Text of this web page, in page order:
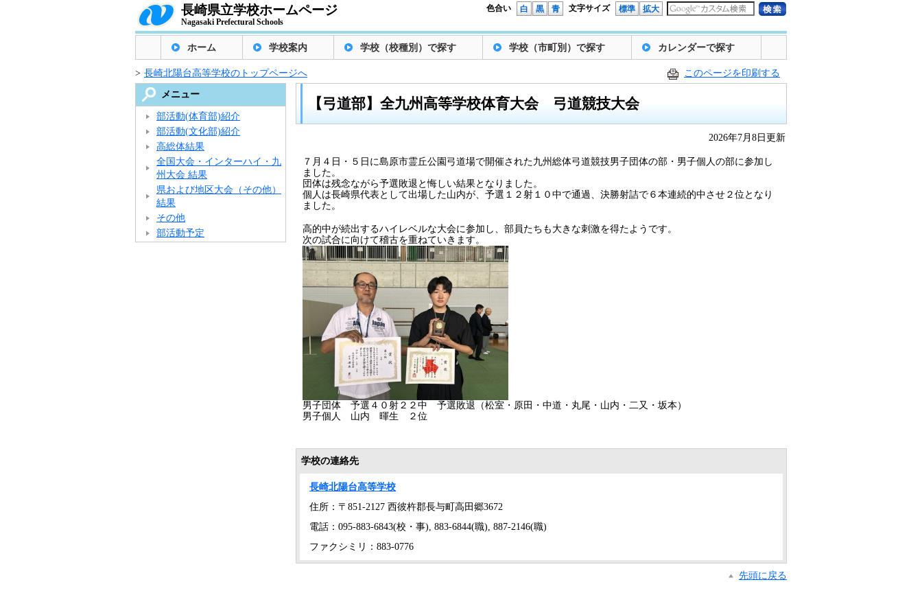
長崎県立学校ホームページ
Nagasaki Prefectural Schools
文字サイズ 標準 拡大
色合い 白 黒 青
ホーム 学校案内 学校（校種別）で探す 学校（市町別）で探す カレンダーで探す
> 長崎北陽台高等学校のトップページへ このページを印刷する
【弓道部】全九州高等学校体育大会 弓道競技大会
2026年7月8日更新
７月４日・５日に島原市霊丘公園弓道場で開催された九州総体弓道競技男子団体の部・男子個人の部に参加し
ました。
団体は残念ながら予選敗退と悔しい結果となりました。
個人は長崎県代表として出場した山内が、予選１２射１０中で通過、決勝射詰で６本連続的中させ２位となり
ました。
高的中が続出するハイレベルな大会に参加し、部員たちも大きな刺激を得たようです。
次の試合に向けて稽古を重ねていきます。
男子団体 予選４０射２２中 予選敗退（松室・原田・中道・丸尾・山内・二又・坂本）
男子個人 山内 暉生 ２位
学校の連絡先
長崎北陽台高等学校
住所：〒851-2127 西彼杵郡長与町高田郷3672
電話：095-883-6843(校・事), 883-6844(職), 887-2146(職)
ファクシミリ：883-0776
先頭に戻る
メニュー
部活動(体育部)紹介
部活動(文化部)紹介
高総体結果
全国大会・インターハイ・九
州大会 結果
県および地区大会（その他）
結果
その他
部活動予定